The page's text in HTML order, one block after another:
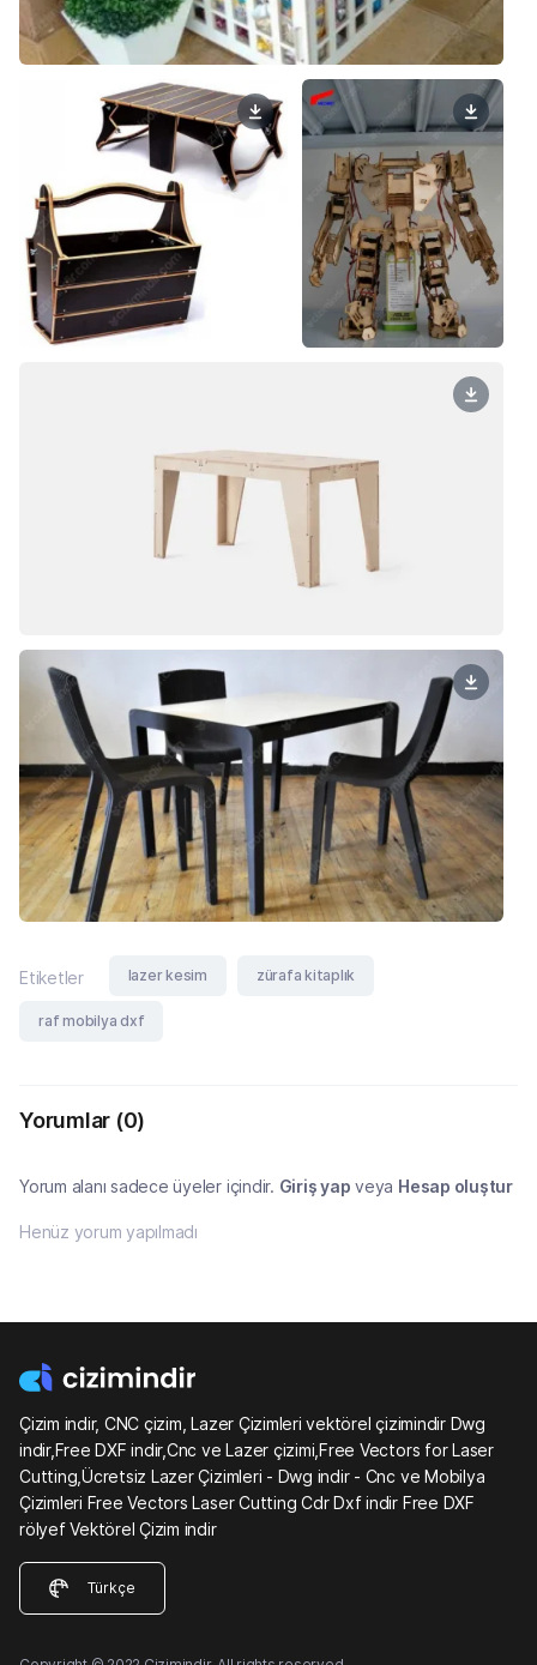
Etiketler lazer kesim zürafa kitaplık
raf mobilya dxf
Yorumlar (0)
Yorum alanı sadece üyeler içindir. Giriş yap veya Hesap oluştur
Henüz yorum yapılmadı
Çizim indir, CNC çizim, Lazer Çizimleri vektörel çizimindir Dwg
indir,Free DXF indir,Cnc ve Lazer çizimi,Free Vectors for Laser
Cutting,Ücretsiz Lazer Çizimleri - Dwg indir - Cnc ve Mobilya
Çizimleri Free Vectors Laser Cutting Cdr Dxf indir Free DXF
rölyef Vektörel Çizim indir
Türkçe